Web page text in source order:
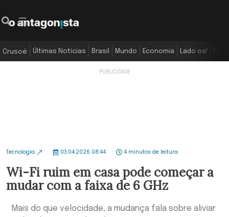
Crusoé Últimas Notícias Brasil Mundo Economia Lado oa!
Tecnologia 03.04.2026 08:44 4 minutos de leitura
Wi-Fi ruim em casa pode começar a
mudar com a faixa de 6 GHz
Mais do que velocidade, a mudança fala sobre aliviar